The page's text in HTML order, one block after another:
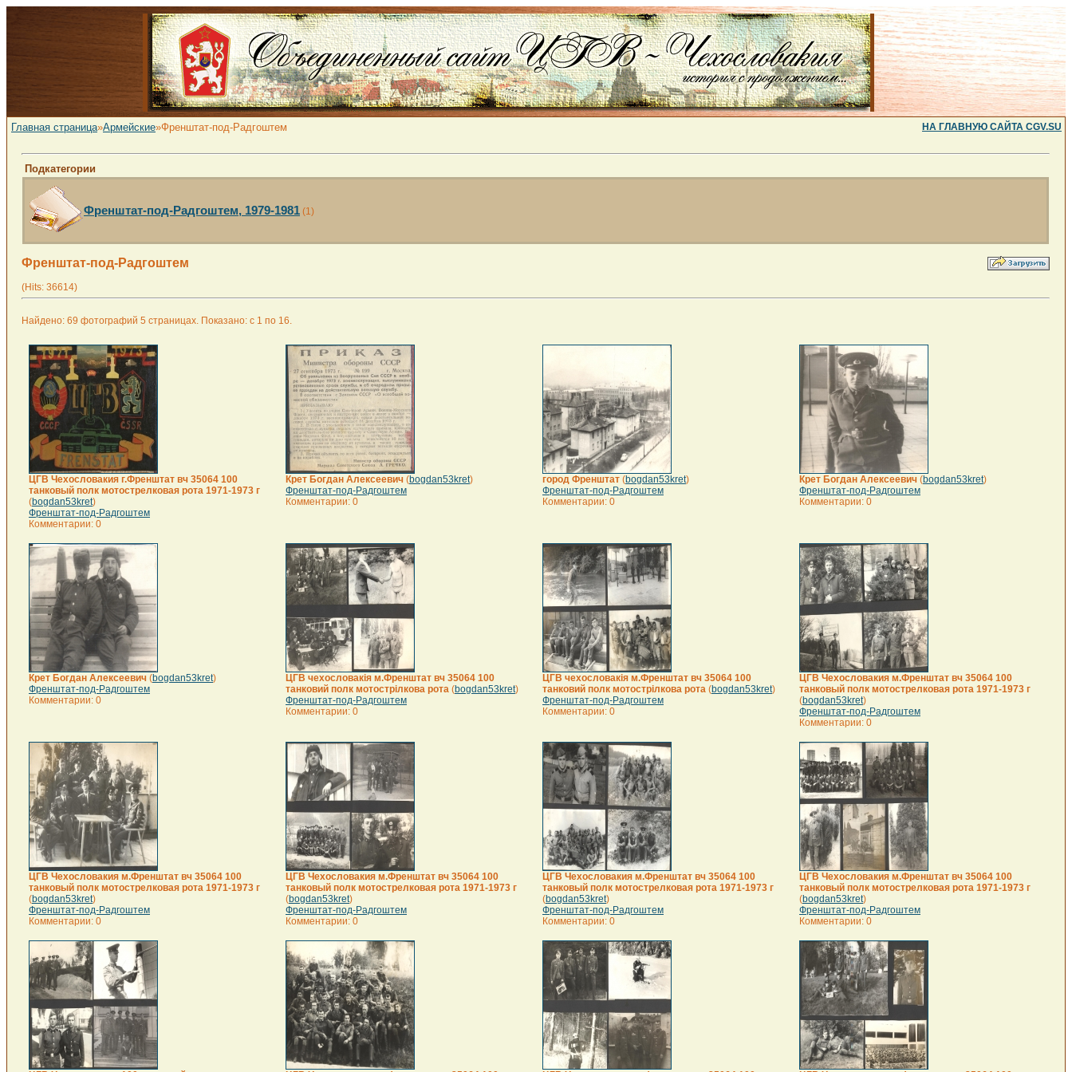
Главная страница»Армейские»Френштат-под-Радгоштем НА ГЛАВНУЮ САЙТА CGV.SU
Подкатегории
Френштат-под-Радгоштем, 1979-1981 (1)
Френштат-под-Радгоштем
(Hits: 36614)
Найдено: 69 фотографий 5 страницах. Показано: с 1 по 16.
ЦГВ Чехословакия г.Френштат вч 35064 100
танковый полк мотострелковая рота 1971-1973 г
(bogdan53kret)
Френштат-под-Радгоштем
Комментарии: 0
Крет Богдан Алексеевич (bogdan53kret)
Френштат-под-Радгоштем
Комментарии: 0
город Френштат (bogdan53kret)
Френштат-под-Радгоштем
Комментарии: 0
Крет Богдан Алексеевич (bogdan53kret)
Френштат-под-Радгоштем
Комментарии: 0
Крет Богдан Алексеевич (bogdan53kret)
Френштат-под-Радгоштем
Комментарии: 0
ЦГВ чехословакія м.Френштат вч 35064 100
танковий полк мотострілкова рота (bogdan53kret)
Френштат-под-Радгоштем
Комментарии: 0
ЦГВ чехословакія м.Френштат вч 35064 100
танковий полк мотострілкова рота (bogdan53kret)
Френштат-под-Радгоштем
Комментарии: 0
ЦГВ Чехословакия м.Френштат вч 35064 100
танковый полк мотострелковая рота 1971-1973 г
(bogdan53kret)
Френштат-под-Радгоштем
Комментарии: 0
ЦГВ Чехословакия м.Френштат вч 35064 100
танковый полк мотострелковая рота 1971-1973 г
(bogdan53kret)
Френштат-под-Радгоштем
Комментарии: 0
ЦГВ Чехословакия м.Френштат вч 35064 100
танковый полк мотострелковая рота 1971-1973 г
(bogdan53kret)
Френштат-под-Радгоштем
Комментарии: 0
ЦГВ Чехословакия м.Френштат вч 35064 100
танковый полк мотострелковая рота 1971-1973 г
(bogdan53kret)
Френштат-под-Радгоштем
Комментарии: 0
ЦГВ Чехословакия м.Френштат вч 35064 100
танковый полк мотострелковая рота 1971-1973 г
(bogdan53kret)
Френштат-под-Радгоштем
Комментарии: 0